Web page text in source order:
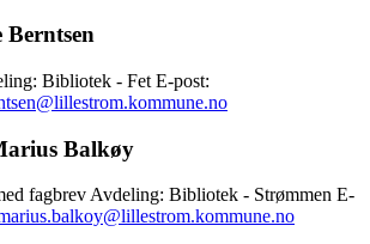
Berntsen
Bibliotek - Fet E-post:
Balkøy
fagbrev Avdeling: Bibliotek - Strømmen E-